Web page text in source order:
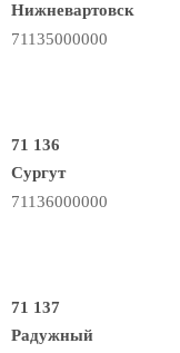
Нижневартовск
71135000000
71 136
Сургут
71136000000
71 137
Радужный